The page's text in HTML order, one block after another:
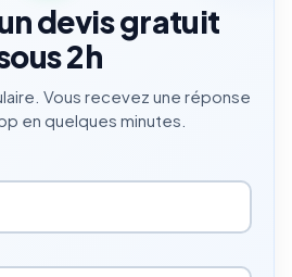
devis gratuit
2h
Vous recevez une réponse
en quelques minutes.